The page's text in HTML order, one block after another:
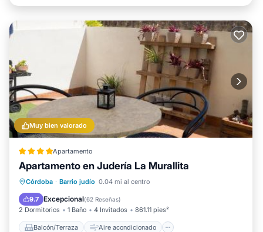
Muy bien valorado
Apartamento
Apartamento en Judería La Murallita
Córdoba · Barrio judío 0.04 mi al centro
9.7 Excepcional(62 Reseñas)
2 Dormitorios 1 Baño 4 Invitados 861.11 pies²
Balcón/Terraza Aire acondicionado
Balcón/Terraza
Aire acondicionado
Internet
Apto para niños